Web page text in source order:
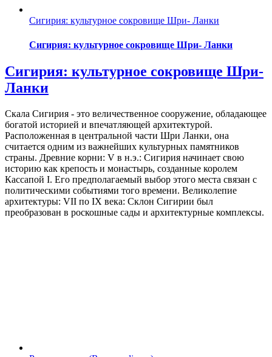
Сигирия: культурное сокровище Шри- Ланки
Сигирия: культурное сокровище Шри- Ланки
Сигирия: культурное сокровище Шри-
Ланки
Скала Сигирия - это величественное сооружение, обладающее
богатой историей и впечатляющей архитектурой.
Расположенная в центральной части Шри Ланки, она
считается одним из важнейших культурных памятников
страны. Древние корни: V в н.э.: Сигирия начинает свою
историю как крепость и монастырь, созданные королем
Кассапой I. Его предполагаемый выбор этого места связан с
политическими событиями того времени. Великолепие
архитектуры: VII по IX века: Склон Сигирии был
преобразован в роскошные сады и архитектурные комплексы.